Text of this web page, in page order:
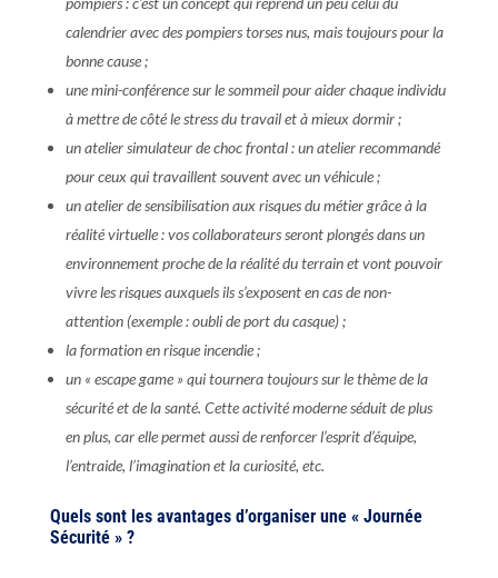
calendrier avec des pompiers torses nus, mais toujours pour la
bonne cause ;
une mini-conférence sur le sommeil pour aider chaque individu
à mettre de côté le stress du travail et à mieux dormir ;
un atelier simulateur de choc frontal : un atelier recommandé
pour ceux qui travaillent souvent avec un véhicule ;
un atelier de sensibilisation aux risques du métier grâce à la
réalité virtuelle : vos collaborateurs seront plongés dans un
environnement proche de la réalité du terrain et vont pouvoir
vivre les risques auxquels ils s’exposent en cas de non-
attention (exemple : oubli de port du casque) ;
la formation en risque incendie ;
un « escape game » qui tournera toujours sur le thème de la
sécurité et de la santé. Cette activité moderne séduit de plus
en plus, car elle permet aussi de renforcer l’esprit d’équipe,
l’entraide, l’imagination et la curiosité, etc.
Quels sont les avantages d’organiser une « Journée
Sécurité » ?